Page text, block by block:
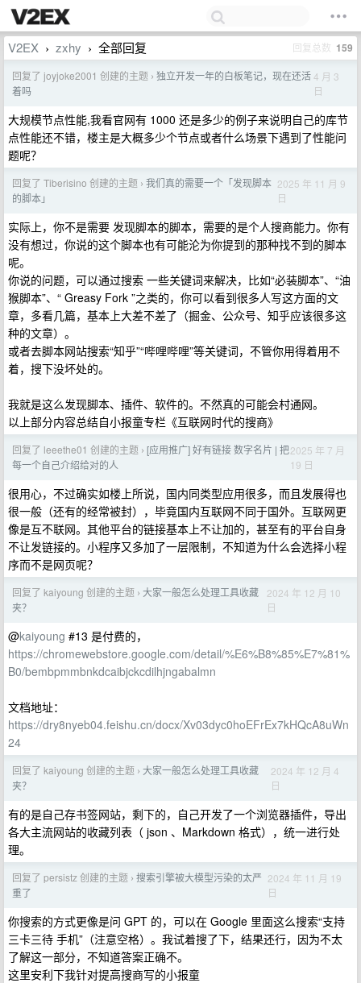
V2EX › zxhy › 全部回复 回复总数 159
回复了 joyjoke2001 创建的主题 › 独立开发一年的白板笔记，现在还活
着吗
4 月 3
日
大规模节点性能,我看官网有 1000 还是多少的例子来说明自己的库节
点性能还不错，楼主是大概多少个节点或者什么场景下遇到了性能问
题呢？
回复了 Tiberisino 创建的主题 › 我们真的需要一个「发现脚本
的脚本」
2025 年 11 月 9
日
实际上，你不是需要 发现脚本的脚本，需要的是个人搜商能力。你有
没有想过，你说的这个脚本也有可能沦为你提到的那种找不到的脚本
呢。
你说的问题，可以通过搜索 一些关键词来解决，比如“必装脚本”、“油
猴脚本”、“ Greasy Fork ”之类的，你可以看到很多人写这方面的文
章，多看几篇，基本上大差不差了（掘金、公众号、知乎应该很多这
种的文章）。
或者去脚本网站搜索“知乎”“哔哩哔哩”等关键词，不管你用得着用不
着，搜下没坏处的。
我就是这么发现脚本、插件、软件的。不然真的可能会村通网。
以上部分内容总结自小报童专栏《互联网时代的搜商》
回复了 leeethe01 创建的主题 › [应用推广] 好有链接 数字名片 | 把
每一个自己介绍给对的人
2025 年 7 月
19 日
很用心，不过确实如楼上所说，国内同类型应用很多，而且发展得也
很一般（还有的经常被封），毕竟国内互联网不同于国外。互联网更
像是互不联网。其他平台的链接基本上不让加的，甚至有的平台自身
不让发链接的。小程序又多加了一层限制，不知道为什么会选择小程
序而不是网页呢？
回复了 kaiyoung 创建的主题 › 大家一般怎么处理工具收藏
夹？
2024 年 12 月 10
日
@kaiyoung #13 是付费的，
https://chromewebstore.google.com/detail/%E6%B8%85%E7%81%
B0/bembpmmbnkdcaibjckcdilhjngabalmn
文档地址：
https://dry8nyeb04.feishu.cn/docx/Xv03dyc0hoEFrEx7kHQcA8uWn
24
回复了 kaiyoung 创建的主题 › 大家一般怎么处理工具收藏
夹？
2024 年 12 月 4
日
有的是自己存书签网站，剩下的，自己开发了一个浏览器插件，导出
各大主流网站的收藏列表（ json 、Markdown 格式），统一进行处
理。
回复了 persistz 创建的主题 › 搜索引擎被大模型污染的太严
重了
2024 年 11 月 19
日
你搜索的方式更像是问 GPT 的，可以在 Google 里面这么搜索“支持
三卡三待 手机”（注意空格）。我试着搜了下，结果还行，因为不太
了解这一部分，不知道答案正确不。
这里安利下我针对提高搜商写的小报童